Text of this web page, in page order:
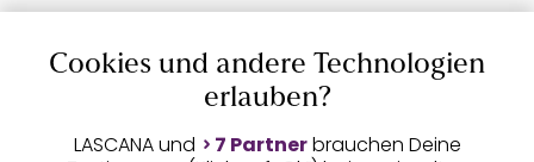
Auszeichnungen
Cookies und andere Technologien
erlauben?
LASCANA und 7 Partnerbrauchen Deine